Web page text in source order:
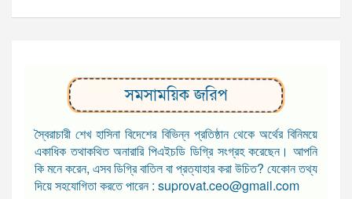
সমসাময়িক জরিপ
স্বৈরাচারী শেখ হাসিনা বিদেশের বিভিন্ন প্রতিষ্ঠান থেকে অর্থের বিনিময়ে
একাধিক তথাকথিত অনারারি পিএইচডি ডিগ্রি সংগ্রহ করেছেন। আপনি
কি মনে করেন, এসব ডিগ্রি বাতিল বা প্রত্যাহার করা উচিত? যেকোন তথ্য
দিয়ে সহযোগিতা করতে পারেন : suprovat.ceo@gmail.com